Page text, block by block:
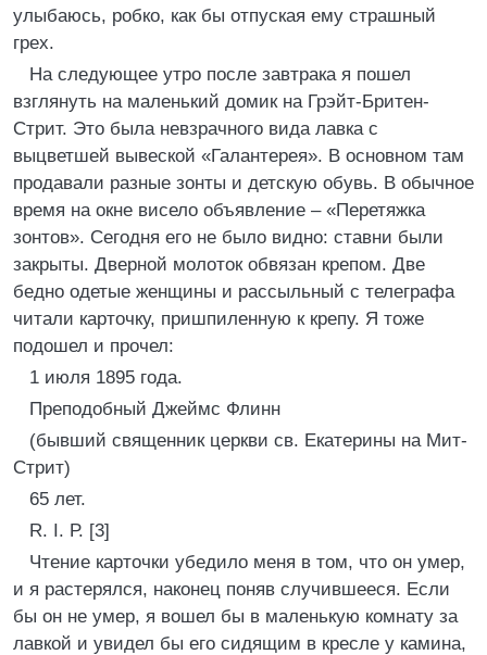
улыбаюсь, робко, как бы отпуская ему страшный
грех.
На следующее утро после завтрака я пошел
взглянуть на маленький домик на Грэйт-Бритен-
Стрит. Это была невзрачного вида лавка с
выцветшей вывеской «Галантерея». В основном там
продавали разные зонты и детскую обувь. В обычное
время на окне висело объявление – «Перетяжка
зонтов». Сегодня его не было видно: ставни были
закрыты. Дверной молоток обвязан крепом. Две
бедно одетые женщины и рассыльный с телеграфа
читали карточку, пришпиленную к крепу. Я тоже
подошел и прочел:
1 июля 1895 года.
Преподобный Джеймс Флинн
(бывший священник церкви св. Екатерины на Мит-
Стрит)
65 лет.
R. I. Р. [3]
Чтение карточки убедило меня в том, что он умер,
и я растерялся, наконец поняв случившееся. Если
бы он не умер, я вошел бы в маленькую комнату за
лавкой и увидел бы его сидящим в кресле у камина,